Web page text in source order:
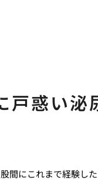
戸惑い
間にこれまで経験し